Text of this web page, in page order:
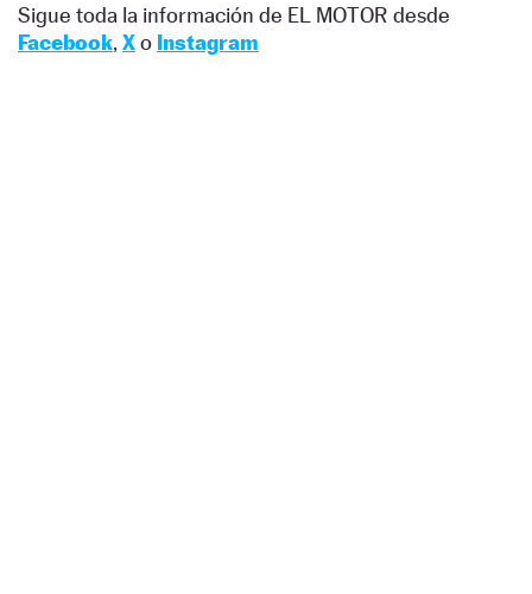
Sigue toda la información de EL MOTOR desde
Facebook, Xo Instagram